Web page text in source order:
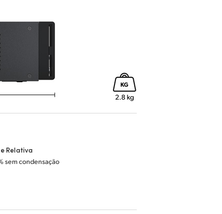
Relativa
sem condensação